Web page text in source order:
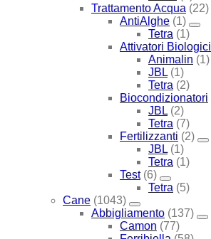
Trattamento Acqua (22)
AntiAlghe (1)
Tetra (1)
Attivatori Biologici
Animalin (1)
JBL (1)
Tetra (2)
Biocondizionatori
JBL (2)
Tetra (7)
Fertilizzanti (2)
JBL (1)
Tetra (1)
Test (6)
Tetra (5)
Cane (1043)
Abbigliamento (137)
Camon (77)